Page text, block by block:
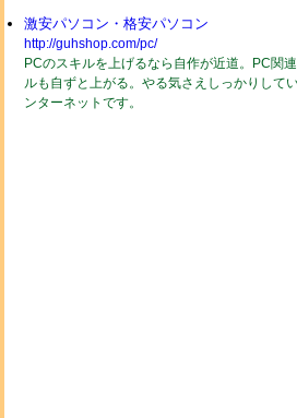
激安パソコン・格安パソコン
http://guhshop.com/pc/
PCのスキルを上げるなら自作が近道。PC関
ルも自ずと上がる。やる気さえしっかりして
ンターネットです。